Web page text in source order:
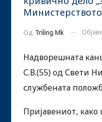
Од Triling Mk
Надворешната
С.В.(55) од Свети
службената
Пријавениот,